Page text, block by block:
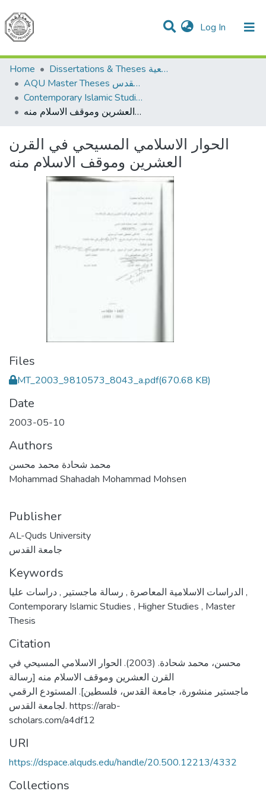
Log In (current)
Communities & Collections
All of DSpace
Home
Dissertations & Theses الرسائل الجامعية
AQU Master Theses الرسائل الجامعية الخاصة بجامعة القدس
Contemporary Islamic Studies الدراسات الإسلامية المعاصرة
الحوار الاسلامي المسيحي في القرن العشرين وموقف الاسلام منه
الحوار الاسلامي المسيحي في القرن
العشرين وموقف الاسلام منه
Files
MT_2003_9810573_8043_a.pdf(670.68 KB)
Date
2003-05-10
Authors
محمد شحادة محمد محسن
Mohammad Shahadah Mohammad Mohsen
Publisher
AL-Quds University
جامعة القدس
Keywords
الدراسات الاسلامية المعاصرة , رسالة ماجستير ,
,
Contemporary Islamic Studies , Higher Studies , Master
Thesis
Citation
محسن، محمد شحادة. (2003). الحوار الاسلامي المسيحي في
القرن العشرين وموقف الاسلام منه [رسالة
ماجستير منشورة، جامعة القدس، فلسطين]. المستودع الرقمي
لجامعة القدس. https://arab-
scholars.com/a4df12
URI
https://dspace.alquds.edu/handle/20.500.12213/4332
Collections